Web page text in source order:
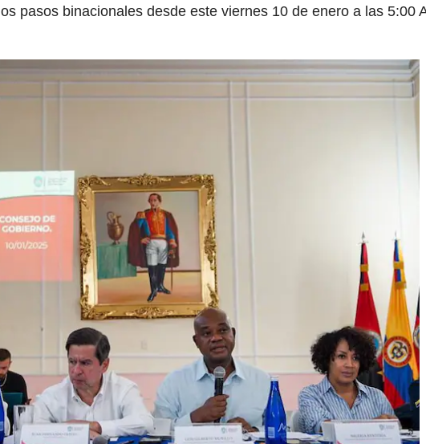
pasos binacionales desde este viernes 10 de enero a las 5:00